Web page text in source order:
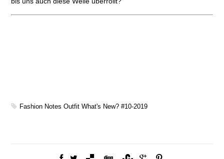
Fashion Notes Outfit What's New? #10-2019